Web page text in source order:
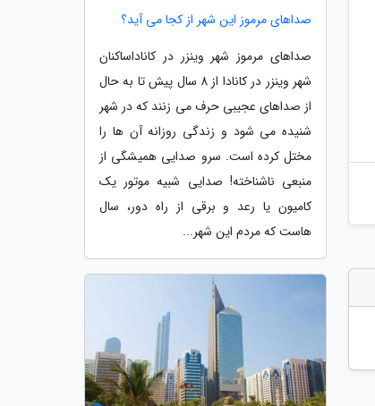
صداهای مرموز این شهر از کجا می آید؟
صداهای مرموز شهر وینزر در کاناداساکنان
شهر وینزر در کانادا از 8 سال پیش تا به حال
از صداهای عجیبی حرف می زنند که در شهر
شنیده می شود و زندگی روزانه آن ها را
مختل کرده است. سرو صدایی همیشگی از
منبعی ناشناخته! صدایی شبیه موتور یک
کامیون یا رعد و برقی از راه دور، سال
هاست که مردم این شهر...